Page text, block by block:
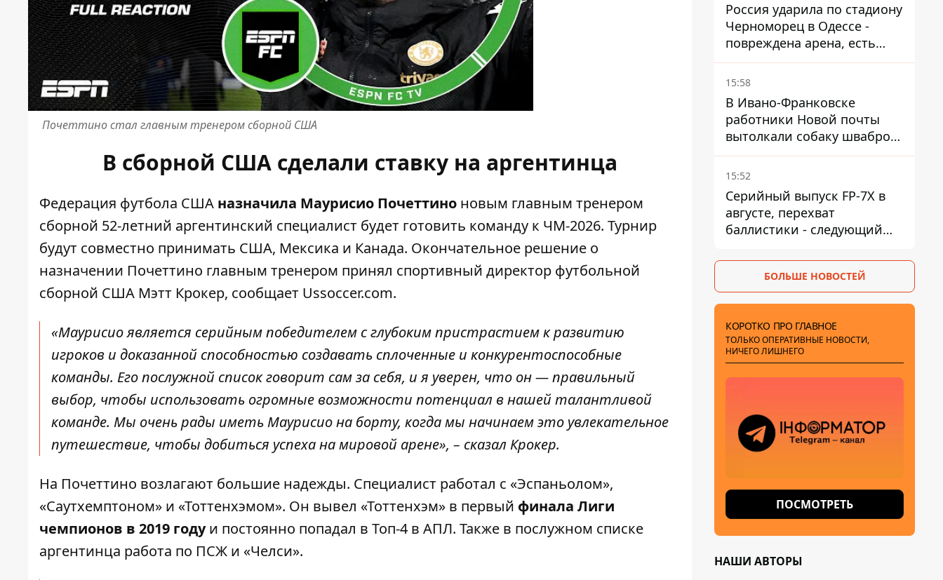
Почеттино стал главным тренером сборной США
В сборной США сделали ставку на аргентинца
Федерация футбола США назначила Маурисио Почеттино новым главным тренером
сборной 52-летний аргентинский специалист будет готовить команду к ЧМ-2026. Турнир
будут совместно принимать США, Мексика и Канада. Окончательное решение о
назначении Почеттино главным тренером принял спортивный директор футбольной
сборной США Мэтт Крокер, сообщает Ussoccer.com.
«Маурисио является серийным победителем с глубоким пристрастием к развитию
игроков и доказанной способностью создавать сплоченные и конкурентоспособные
команды. Его послужной список говорит сам за себя, и я уверен, что он — правильный
выбор, чтобы использовать огромные возможности потенциал в нашей талантливой
команде. Мы очень рады иметь Маурисио на борту, когда мы начинаем это увлекательное
путешествие, чтобы добиться успеха на мировой арене», – сказал Крокер.
На Почеттино возлагают большие надежды. Специалист работал с «Эспаньолом»,
«Саутхемптоном» и «Тоттенхэмом». Он вывел «Тоттенхэм» в первый финала Лиги
чемпионов в 2019 годуи постоянно попадал в Топ-4 в АПЛ. Также в послужном списке
аргентинца работа по ПСЖ и «Челси».
Россия ударила по стадиону
Черноморец в Одессе -
повреждена арена, есть
пострадавший
15:58
В Ивано-Франковске
работники Новой почты
вытолкали собаку шваброй
в 37-градусную жару -
реакция компании
15:52
Серийный выпуск FP-7X в
августе, перехват
баллистики - следующий
конкретизировало планы
БОЛЬШЕ НОВОСТЕЙ
КОРОТКО ПРО ГЛАВНОЕ
ТОЛЬКО ОПЕРАТИВНЫЕ НОВОСТИ,
НИЧЕГО ЛИШНЕГО
ПОСМОТРЕТЬ
НАШИ АВТОРЫ